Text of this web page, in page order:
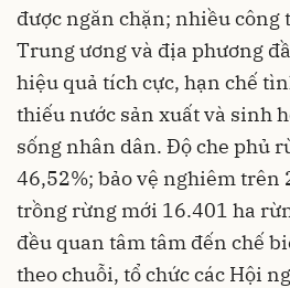
được ngăn chặn; nhiều
Trung ương và địa phương
hiệu quả tích cực, hạn chế
thiếu nước sản xuất và sinh
sống nhân dân. Độ che phủ
46,52%; bảo vệ nghiêm trên
trồng rừng mới 16.401 ha
đều quan tâm tâm đến chế
theo chuỗi, tổ chức các Hội